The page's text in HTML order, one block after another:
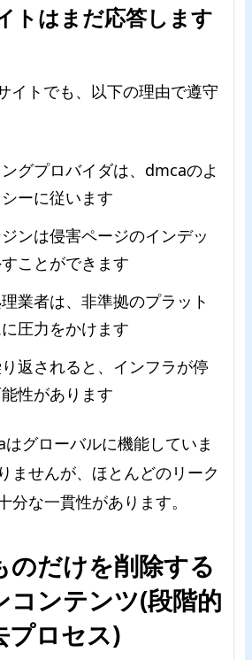
トはまだ応答します
イトでも、以下の理由で遵守
グプロバイダは、dmcaのよ
ーに従います
ンは侵害ページのインデッ
ことができます
業者は、非準拠のプラット
圧力をかけます
返されると、インフラが停
性があります
グローバルに機能していま
ませんが、ほとんどのリーク
分な一貫性があります。
のだけを削除する
コンテンツ(段階的
プロセス)